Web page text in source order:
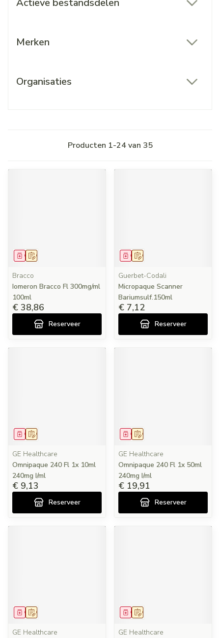
Actieve bestandsdelen
Merken
Organisaties
Producten 1-24van 35
Op voorschrift
Geneesmiddel
Bracco
Iomeron Bracco Fl 300mg/ml
100ml
€ 38,86
Reserveer
Op voorschrift
Geneesmiddel
Guerbet-Codali
Micropaque Scanner
Bariumsulf.150ml
€ 7,12
Reserveer
Op voorschrift
Geneesmiddel
GE Healthcare
Omnipaque 240 Fl 1x 10ml
240mg I/ml
€ 9,13
Reserveer
Op voorschrift
Geneesmiddel
GE Healthcare
Omnipaque 240 Fl 1x 50ml
240mg I/ml
€ 19,91
Reserveer
Op voorschrift
Geneesmiddel
GE Healthcare
Op voorschrift
Geneesmiddel
GE Healthcare